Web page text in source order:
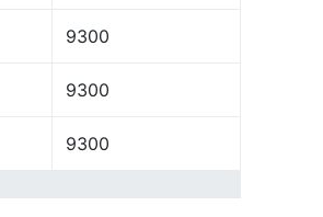
9300
9300
9300